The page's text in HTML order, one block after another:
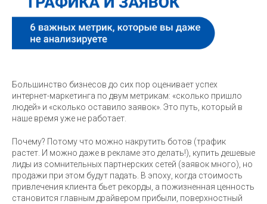
Большинство бизнесов до сих пор оценивает успех
интернет-маркетинга по двум метрикам: «сколько пришло
людей» и «сколько оставило заявок». Это путь, который в
наше время уже не работает.
Почему? Потому что можно накрутить ботов (трафик
растет. И можно даже в рекламе это делать!), купить дешевые
лиды из сомнительных партнерских сетей (заявок много), но
продажи при этом будут падать. В эпоху, когда стоимость
привлечения клиента бьет рекорды, а пожизненная ценность
становится главным драйвером прибыли, поверхностный